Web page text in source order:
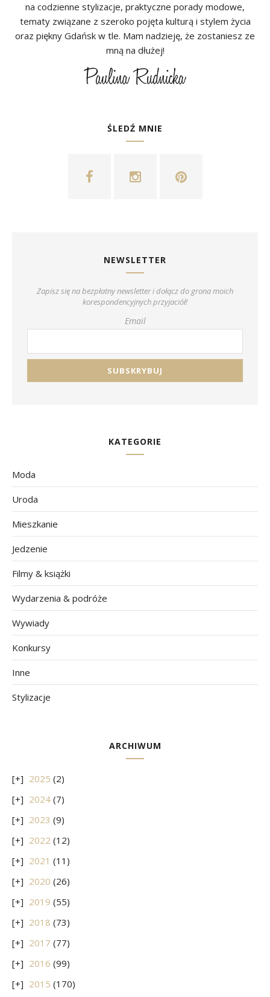
na codzienne stylizacje, praktyczne porady modowe,
tematy związane z szeroko pojęta kulturą i stylem życia
oraz piękny Gdańsk w tle. Mam nadzieję, że zostaniesz ze
mną na dłużej!
ŚLEDŹ MNIE
NEWSLETTER
Zapisz się na bezpłatny newsletter i dołącz do grona moich
korespondencyjnych przyjaciół!
Email
KATEGORIE
Moda
Uroda
Mieszkanie
Jedzenie
Filmy & książki
Wydarzenia & podróże
Wywiady
Konkursy
Inne
Stylizacje
ARCHIWUM
2025 (2)
2024 (7)
2023 (9)
2022 (12)
2021 (11)
2020 (26)
2019 (55)
2018 (73)
2017 (77)
2016 (99)
2015 (170)